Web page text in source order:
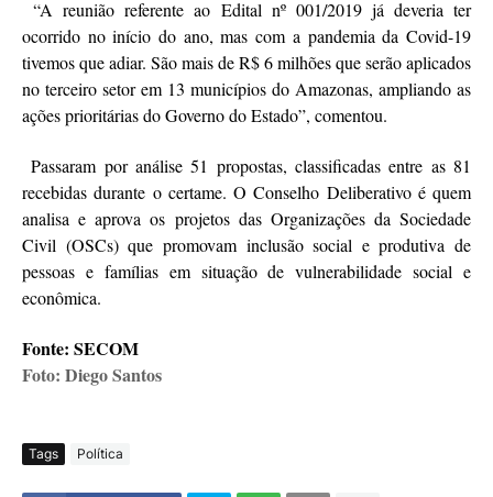
“A reunião referente ao Edital nº 001/2019 já deveria ter
ocorrido no início do ano, mas com a pandemia da Covid-19
tivemos que adiar. São mais de R$ 6 milhões que serão aplicados
no terceiro setor em 13 municípios do Amazonas, ampliando as
ações prioritárias do Governo do Estado”, comentou.
Passaram por análise 51 propostas, classificadas entre as 81
recebidas durante o certame. O Conselho Deliberativo é quem
analisa e aprova os projetos das Organizações da Sociedade
Civil (OSCs) que promovam inclusão social e produtiva de
pessoas e famílias em situação de vulnerabilidade social e
econômica.
Fonte: SECOM
Foto: Diego Santos
Tags Política